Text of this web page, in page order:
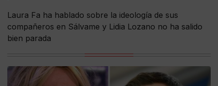
Laura Fa ha hablado sobre la ideología de sus
compañeros en Sálvame y Lidia Lozano no ha salido
bien parada